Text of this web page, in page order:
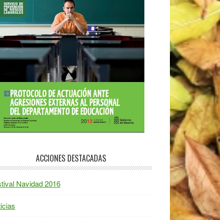
ACCIONES DESTACADAS
Navidad 2016